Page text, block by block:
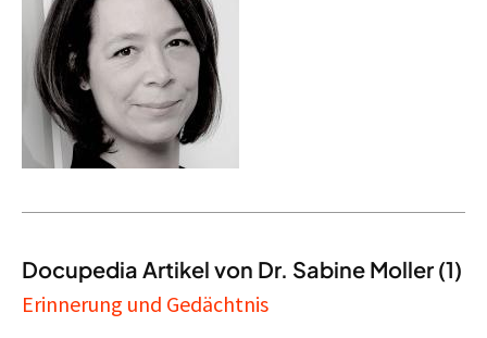
Docupedia Artikel von Dr. Sabine Moller (1)
Erinnerung und Gedächtnis